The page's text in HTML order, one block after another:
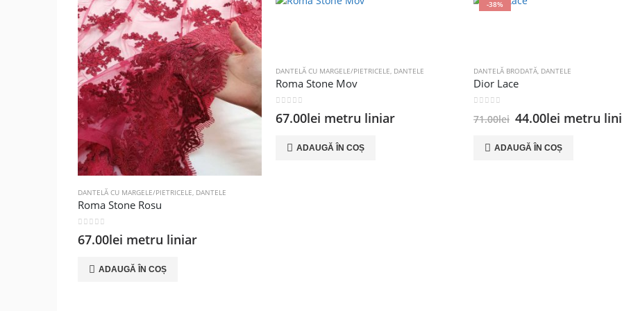
DANTELĂ CU MARGELE/PIETRICELE, DANTELE
Roma Stone Rosu
67.00lei metru liniar
ADAUGĂ ÎN COȘ
DANTELĂ CU MARGELE/PIETRICELE, DANTELE
Roma Stone Mov
67.00lei metru liniar
ADAUGĂ ÎN COȘ
-38%
DANTELĂ BRODATĂ, DANTELE
Dior Lace
71.00lei Prețul
a
fost:
44.00lei Prețul
este:
44.00lei.
metru
ADAUGĂ ÎN COȘ